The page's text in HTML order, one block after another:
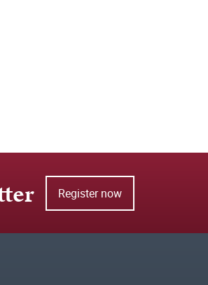
Register now